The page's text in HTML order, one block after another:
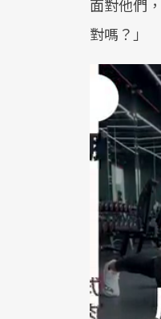
面對他們
對嗎？」